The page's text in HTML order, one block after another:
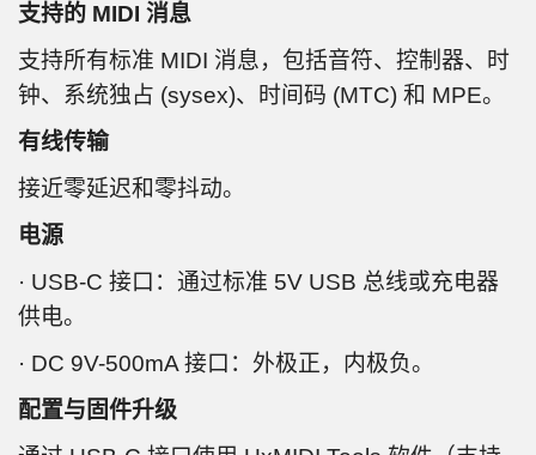
支持的 MIDI 消息
支持所有标准 MIDI 消息，包括音符、控制器、时
钟、系统独占 (sysex)、时间码 (MTC) 和 MPE。
有线传输
接近零延迟和零抖动。
电源
· USB-C 接口：通过标准 5V USB 总线或充电器
供电。
· DC 9V-500mA 接口：外极正，内极负。
配置与固件升级